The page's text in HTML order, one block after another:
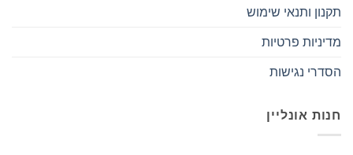
תקנון ותנאי שימוש
מדיניות פרטיות
הסדרי נגישות
חנות אונליין